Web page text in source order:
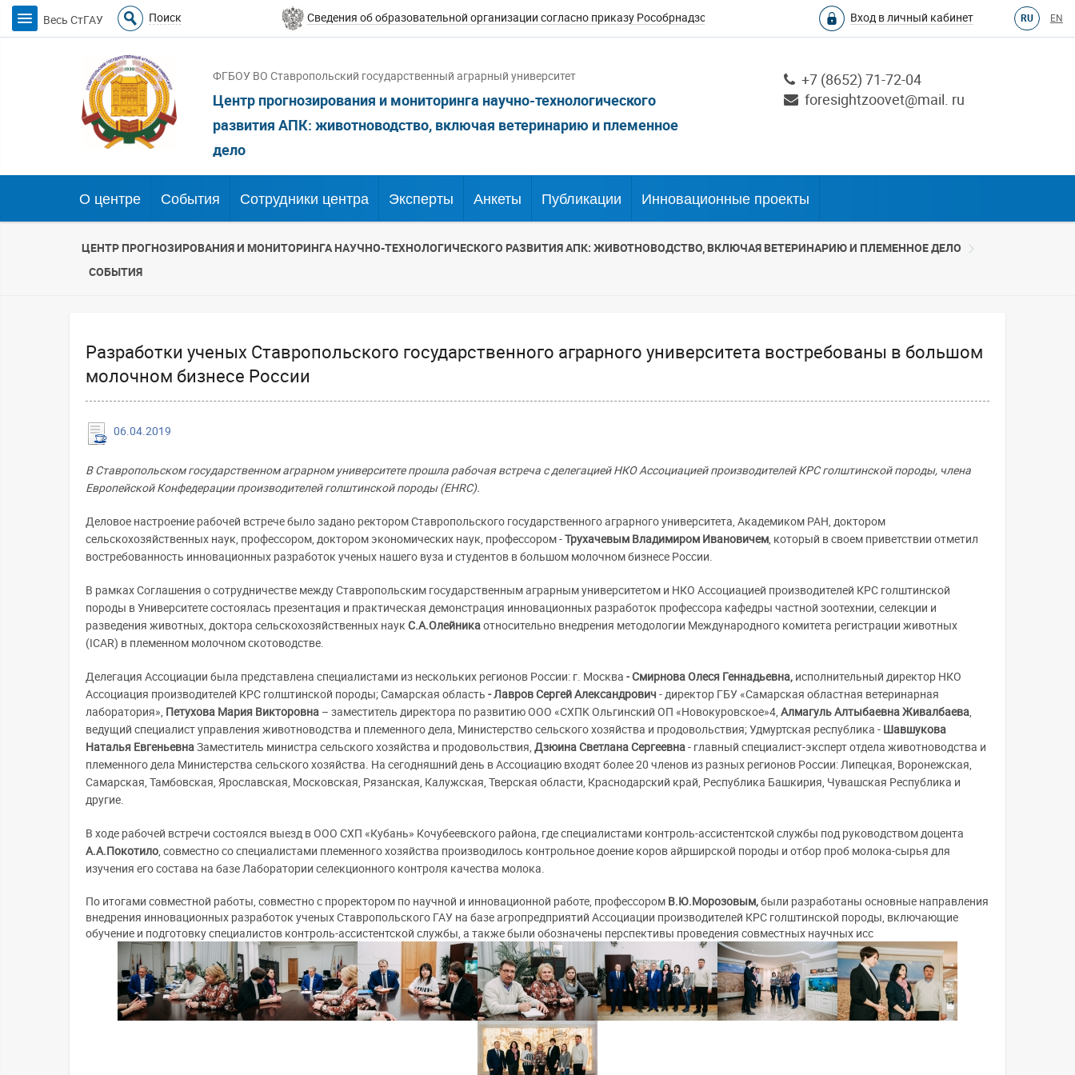
Весь СтГАУ Поиск Сведения об образовательной организации согласно приказу Рособрнадзора №785 Вход в личный кабинет RU EN
ФГБОУ ВО Ставропольский государственный аграрный университет
Центр прогнозирования и мониторинга научно-технологического
развития АПК: животноводство, включая ветеринарию и племенное
дело
+7 (8652) 71-72-04
foresightzoovet@mail. ru
О центре События Сотрудники центра Эксперты Анкеты Публикации Инновационные проекты
ЦЕНТР ПРОГНОЗИРОВАНИЯ И МОНИТОРИНГА НАУЧНО-ТЕХНОЛОГИЧЕСКОГО РАЗВИТИЯ АПК: ЖИВОТНОВОДСТВО, ВКЛЮЧАЯ ВЕТЕРИНАРИЮ И ПЛЕМЕННОЕ ДЕЛО
СОБЫТИЯ
Разработки ученых Ставропольского государственного аграрного университета востребованы в большом
молочном бизнесе России
06.04.2019
В Ставропольском государственном аграрном университете прошла рабочая встреча с делегацией НКО Ассоциацией производителей КРС голштинской породы, члена
Европейской Конфедерации производителей голштинской породы (EHRC).
Деловое настроение рабочей встрече было задано ректором Ставропольского государственного аграрного университета, Академиком РАН, доктором
сельскохозяйственных наук, профессором, доктором экономических наук, профессором -Трухачевым Владимиром Ивановичем , который в своем приветствии отметил
востребованность инновационных разработок ученых нашего вуза и студентов в большом молочном бизнесе России.
В рамках Соглашения о сотрудничестве между Ставропольским государственным аграрным университетом и НКО Ассоциацией производителей КРС голштинской
породы в Университете состоялась презентация и практическая демонстрация инновационных разработок профессора кафедры частной зоотехнии, селекции и
разведения животных, доктора сельскохозяйственных наук С.А.Олейникаотносительно внедрения методологии Международного комитета регистрации животных
(ICAR) в племенном молочном скотоводстве.
Делегация Ассоциации была представлена специалистами из нескольких регионов России: г. Москва - Смирнова Олеся Геннадьевна, исполнительный директор НКО
Ассоциация производителей КРС голштинской породы; Самарская область - Лавров Сергей Александрович - директор ГБУ «Самарская областная ветеринарная
лаборатория», Петухова Мария Викторовна – заместитель директора по развитию ООО «СХПK Ольгинский ОП «Новокуровское»4, Алмагуль Алтыбаевна Живалбаева
ведущий специалист управления животноводства и племенного дела, Министерство сельского хозяйства и продовольствия; Удмуртская республика - Шавшукова
Наталья ЕвгеньевнаЗаместитель министра сельского хозяйства и продовольствия, Дзюина Светлана Сергеевна- главный специалист-эксперт отдела животноводства и
племенного дела Министерства сельского хозяйства. На сегодняшний день в Ассоциацию входят более 20 членов из разных регионов России: Липецкая, Воронежская,
Самарская, Тамбовская, Ярославская, Московская, Рязанская, Калужская, Тверская области, Краснодарский край, Республика Башкирия, Чувашская Республика и
другие.
В ходе рабочей встречи состоялся выезд в ООО СХП «Кубань» Кочубеевского района, где специалистами контроль-ассистентской службы под руководством доцента
А.А.Покотило , совместно со специалистами племенного хозяйства производилось контрольное доение коров айрширской породы и отбор проб молока-сырья для
изучения его состава на базе Лаборатории селекционного контроля качества молока.
По итогами совместной работы, совместно с проректором по научной и инновационной работе, профессором В.Ю.Морозовым,были разработаны основные направления
внедрения инновационных разработок ученых Ставропольского ГАУ на базе агропредприятий Ассоциации производителей КРС голштинской породы, включающие
обучение и подготовку специалистов контроль-ассистентской службы, а также были обозначены перспективы проведения совместных научных исс